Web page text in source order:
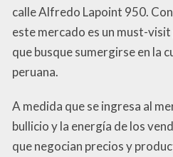
calle Alfredo Lapoint 950.
este mercado es un must-
que busque sumergirse en la
peruana.
A medida que se ingresa al
bullicio y la energía de los
que negocian precios y